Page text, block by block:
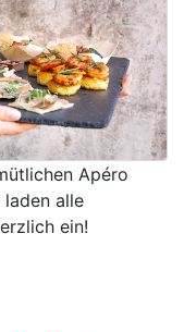
Apéro
laden alle
ein!